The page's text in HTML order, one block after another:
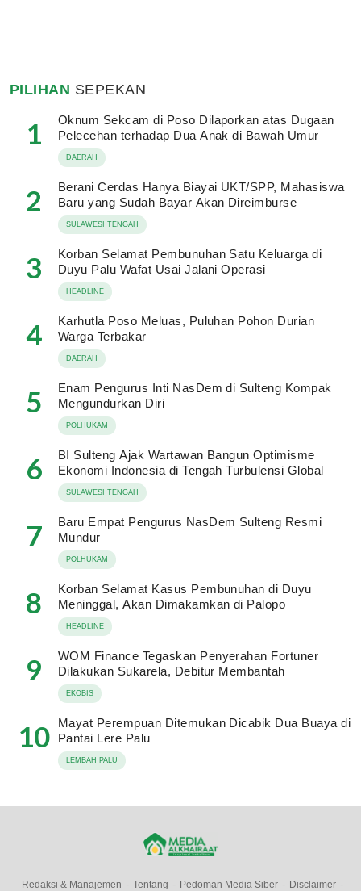
PILIHAN SEPEKAN
1
Oknum Sekcam di Poso Dilaporkan atas Dugaan
Pelecehan terhadap Dua Anak di Bawah Umur
DAERAH
2
Berani Cerdas Hanya Biayai UKT/SPP, Mahasiswa
Baru yang Sudah Bayar Akan Direimburse
SULAWESI TENGAH
3
Korban Selamat Pembunuhan Satu Keluarga di
Duyu Palu Wafat Usai Jalani Operasi
HEADLINE
4
Karhutla Poso Meluas, Puluhan Pohon Durian
Warga Terbakar
DAERAH
5
Enam Pengurus Inti NasDem di Sulteng Kompak
Mengundurkan Diri
POLHUKAM
6
BI Sulteng Ajak Wartawan Bangun Optimisme
Ekonomi Indonesia di Tengah Turbulensi Global
SULAWESI TENGAH
7
Baru Empat Pengurus NasDem Sulteng Resmi
Mundur
POLHUKAM
8
Korban Selamat Kasus Pembunuhan di Duyu
Meninggal, Akan Dimakamkan di Palopo
HEADLINE
9
WOM Finance Tegaskan Penyerahan Fortuner
Dilakukan Sukarela, Debitur Membantah
EKOBIS
10
Mayat Perempuan Ditemukan Dicabik Dua Buaya di
Pantai Lere Palu
LEMBAH PALU
Redaksi & Manajemen Tentang Pedoman Media Siber Disclaimer